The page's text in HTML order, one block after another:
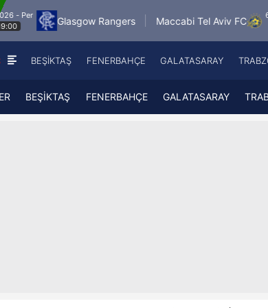
Rangers Maccabi Tel Aviv FC
6.8.2026 - Per
19:00
BEŞİKTAŞ FENERBAHÇE GALATASARAY
BEŞİKTAŞ FENERBAHÇE GALATASARAY